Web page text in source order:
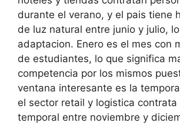
durante el verano, y el pais tiene
de luz natural entre junio y julio,
adaptacion. Enero es el mes con
de estudiantes, lo que significa
competencia por los mismos
ventana interesante es la
el sector retail y logistica contrata
temporal entre noviembre y